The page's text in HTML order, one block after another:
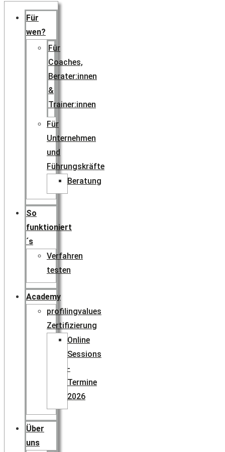
Für
wen?
Für
Coaches,
Berater:innen
&
Trainer:innen
Für
Unternehmen
und
Führungskräfte
Beratung
So
funktioniert
´s
Verfahren
testen
Academy
profilingvalues
Zertifizierung
Online
Sessions
-
Termine
2026
Über
uns